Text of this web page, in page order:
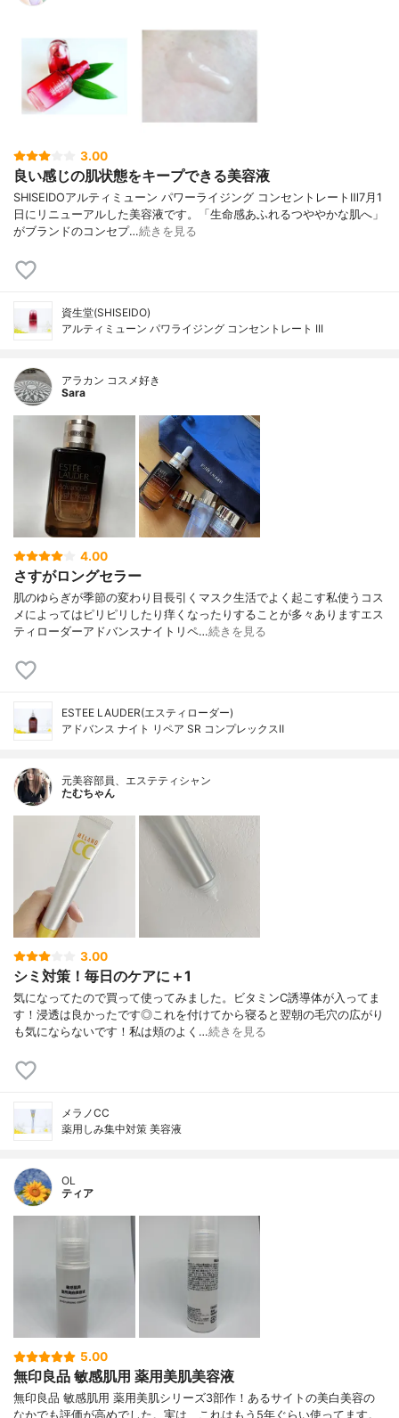
3.00
良い感じの肌状態をキープできる美容液
SHISEIDOアルティミューン パワーライジング コンセントレートⅢ7月1
日にリニューアルした美容液です。「生命感あふれるつややかな肌へ」
がブランドのコンセプ…続きを見る
資生堂(SHISEIDO)
アルティミューン パワライジング コンセントレート III
アラカン コスメ好き
Sara
4.00
さすがロングセラー
肌のゆらぎが季節の変わり目長引くマスク生活でよく起こす私使うコス
メによってはピリピリしたり痒くなったりすることが多々ありますエス
ティローダーアドバンスナイトリペ…続きを見る
ESTEE LAUDER(エスティローダー)
アドバンス ナイト リペア SR コンプレックスⅡ
元美容部員、エステティシャン
たむちゃん
3.00
シミ対策！毎日のケアに＋1
気になってたので買って使ってみました。ビタミンC誘導体が入ってま
す！浸透は良かったです◎これを付けてから寝ると翌朝の毛穴の広がり
も気にならないです！私は頬のよく…続きを見る
メラノCC
薬用しみ集中対策 美容液
OL
ティア
5.00
無印良品 敏感肌用 薬用美肌美容液
無印良品 敏感肌用 薬用美肌シリーズ3部作！あるサイトの美白美容の
なかでも評価が高めでした。実は、これはもう5年ぐらい使ってます。